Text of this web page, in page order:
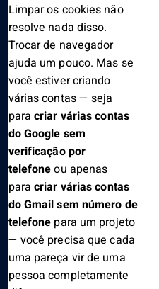
Limpar os cookies não
resolve nada disso.
Trocar de navegador
ajuda um pouco. Mas se
você estiver criando
várias contas — seja
paracriar várias contas
do Google sem
verificação por
telefoneou apenas
paracriar várias contas
do Gmail sem número de
telefone para um projeto
— você precisa que cada
uma pareça vir de uma
pessoa completamente